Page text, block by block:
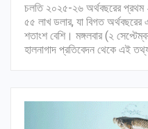
চলতি ২০২৫-২৬ অর্থবছরের
৫৫ লাখ ডলার, যা বিগত
শতাংশ বেশি। মঙ্গলবার (২
হালনাগাদ প্রতিবেদন থেকে এই